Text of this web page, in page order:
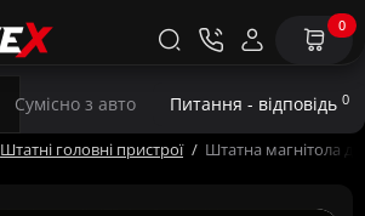
0
Штатні головні пристрої Штатна магнітола
Сумісно з авто Питання - відповідь 0